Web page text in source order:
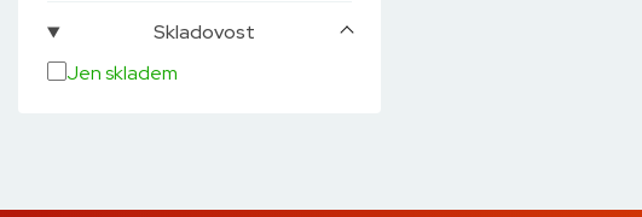
Skladovost
Jen skladem